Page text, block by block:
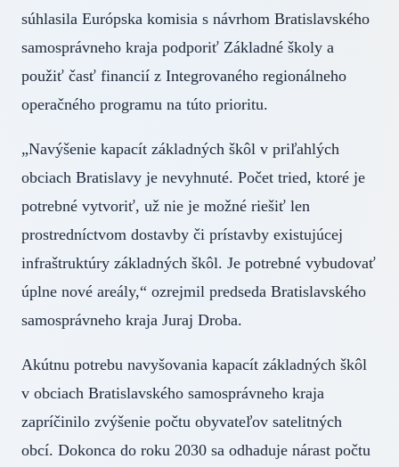
súhlasila Európska komisia s návrhom Bratislavského
samosprávneho kraja podporiť Základné školy a
použiť časť financií z Integrovaného regionálneho
operačného programu na túto prioritu.
„Navýšenie kapacít základných škôl v priľahlých
obciach Bratislavy je nevyhnuté. Počet tried, ktoré je
potrebné vytvoriť, už nie je možné riešiť len
prostredníctvom dostavby či prístavby existujúcej
infraštruktúry základných škôl. Je potrebné vybudovať
úplne nové areály,“ ozrejmil predseda Bratislavského
samosprávneho kraja Juraj Droba.
Akútnu potrebu navyšovania kapacít základných škôl
v obciach Bratislavského samosprávneho kraja
zapríčinilo zvýšenie počtu obyvateľov satelitných
obcí. Dokonca do roku 2030 sa odhaduje nárast počtu